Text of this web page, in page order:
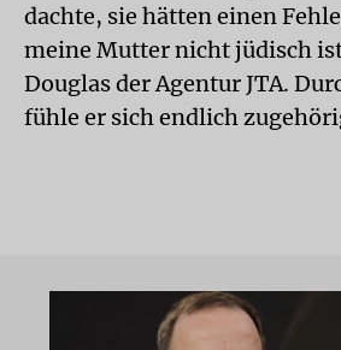
dachte, sie hätten einen
meine Mutter nicht jüdisch
Douglas der Agentur JTA.
fühle er sich endlich